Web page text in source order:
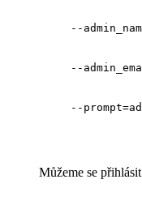
--
--
--
Můžeme se